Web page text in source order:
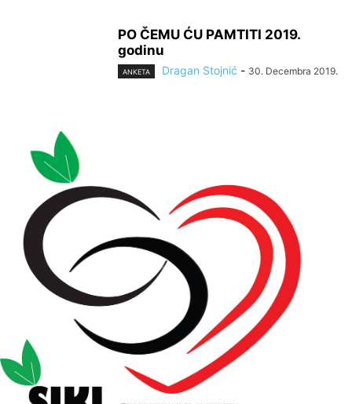
PO ČEMU ĆU PAMTITI 2019.
godinu
ANKETA Dragan Stojnić - 30. Decembra 2019.